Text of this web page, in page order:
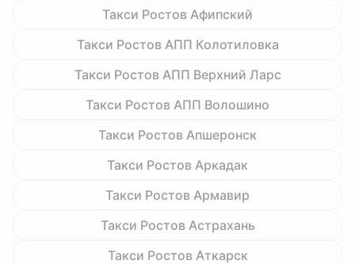
Такси Ростов Афипский
Такси Ростов АПП Колотиловка
Такси Ростов АПП Верхний Ларс
Такси Ростов АПП Волошино
Такси Ростов Апшеронск
Такси Ростов Аркадак
Такси Ростов Армавир
Такси Ростов Астрахань
Такси Ростов Аткарск